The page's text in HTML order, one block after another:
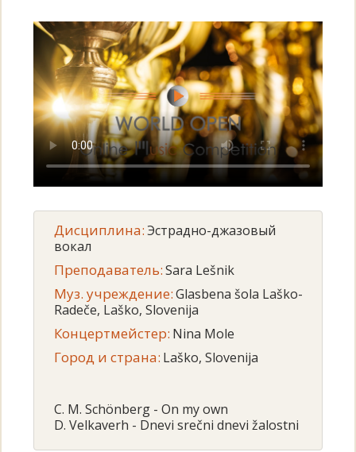
Дисциплина:Эстрадно-джазовый
вокал
Преподаватель:Sara Lešnik
Муз. учреждение:Glasbena šola Laško-
Radeče, Laško, Slovenija
Концертмейстер: Nina Mole
Город и страна: Laško, Slovenija
C. M. Schönberg - On my own
D. Velkaverh - Dnevi srečni dnevi žalostni